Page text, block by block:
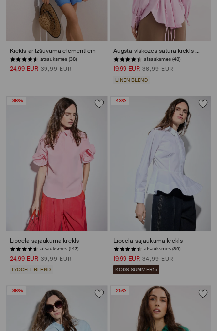
Krekls ar izšuvuma elementiem
atsauksmes (38)
24,99 EUR 39,99 EUR
Augsta viskozes satura krekls ar lina piejaukumu
atsauksmes (48)
19,99 EUR 36,99 EUR
LINEN BLEND
-38%
Liocela sajaukuma krekls
atsauksmes (143)
24,99 EUR 39,99 EUR
LYOCELL BLEND
-43%
Liocela sajaukuma krekls
atsauksmes (39)
19,99 EUR 34,99 EUR
KODS: SUMMER15
-38% -25%